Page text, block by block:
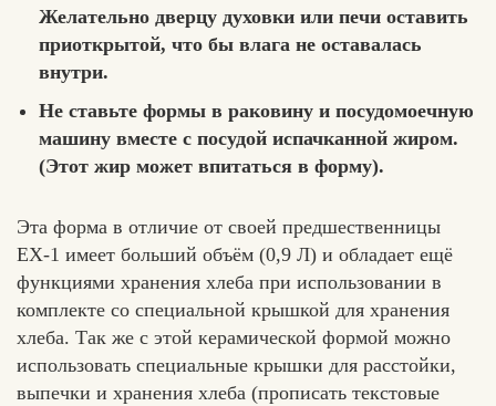
Желательно дверцу духовки или печи оставить
приоткрытой, что бы влага не оставалась
внутри.
Не ставьте формы в раковину и посудомоечную
машину вместе с посудой испачканной жиром.
(Этот жир может впитаться в форму).
Эта форма в отличие от своей предшественницы
ЕХ-1 имеет больший объём (0,9 Л) и обладает ещё
функциями хранения хлеба при использовании в
комплекте со специальной крышкой для хранения
хлеба. Так же с этой керамической формой можно
использовать специальные крышки для расстойки,
выпечки и хранения хлеба (прописать текстовые